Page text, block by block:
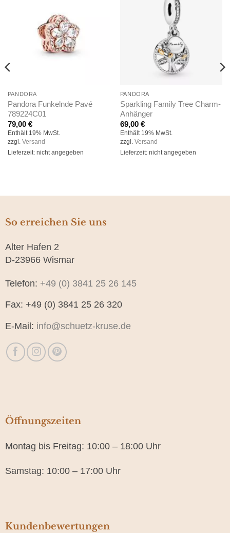
PANDORA
Pandora Funkelnde Pavé
789224C01
79,00 €
Enthält 19% MwSt.
zzgl. Versand
Lieferzeit: nicht angegeben
PANDORA
Sparkling Family Tree Charm-
Anhänger
69,00 €
Enthält 19% MwSt.
zzgl. Versand
Lieferzeit: nicht angegeben
So erreichen Sie uns
Alter Hafen 2
D-23966 Wismar
Telefon: +49 (0) 3841 25 26 145
Fax: +49 (0) 3841 25 26 320
E-Mail: info@schuetz-kruse.de
Öffnungszeiten
Montag bis Freitag: 10:00 – 18:00 Uhr
Samstag: 10:00 – 17:00 Uhr
Kundenbewertungen